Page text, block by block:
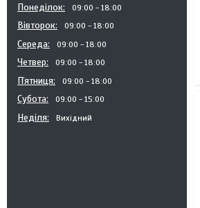
Понеділок 09:00 18:00
Вівторок 09:00 18:00
Середа 09:00 18:00
Четвер 09:00 18:00
Пʼятниця 09:00 18:00
Субота 09:00 15:00
Неділя Вихідний